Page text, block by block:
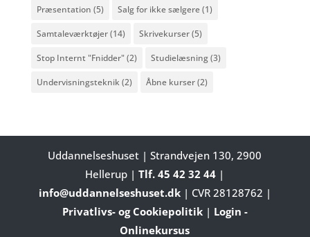
Præsentation (5) Salg for ikke sælgere(1)
Samtaleværktøjer(14) Skrivekurser(5)
Stop Internt "Fnidder"(2) Studielæsning(3)
Undervisningsteknik (2) Åbne kurser(2)
Uddannelseshuset | Strandvejen 130, 2900
Hellerup |Tlf. 45 42 32 44 |
info@uddannelseshuset.dk| CVR 28128762 |
Privatlivs- og Cookiepolitik| Login -
Onlinekursus